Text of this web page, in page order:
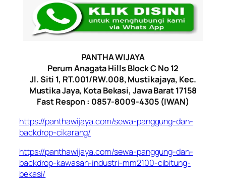
PANTHA WIJAYA
Perum Anagata Hills Block C No 12
Jl. Siti 1, RT.001/RW.008, Mustikajaya, Kec.
Mustika Jaya, Kota Bekasi, Jawa Barat 17158
Fast Respon : 0857-8009-4305 (IWAN)
https://panthawijaya.com/sewa-panggung-dan-
backdrop-cikarang/
https://panthawijaya.com/sewa-panggung-dan-
backdrop-kawasan-industri-mm2100-cibitung-
bekasi/